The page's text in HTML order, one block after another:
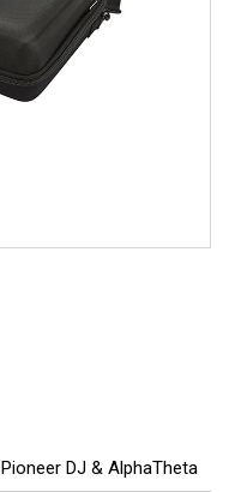
Pioneer DJ & AlphaTheta